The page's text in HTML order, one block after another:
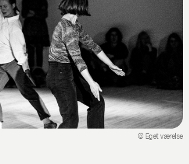
© Eget værelse